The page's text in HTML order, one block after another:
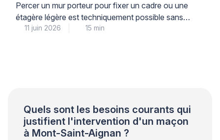
Percer un mur porteur pour fixer un cadre ou une
étagère légère est techniquement possible sans
risque structurel, à condition de respecter
11 juin 2026 15 min
Quels sont les besoins courants qui
justifient l'intervention d'un maçon
à Mont-Saint-Aignan ?